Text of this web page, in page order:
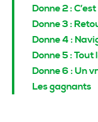
Donne 2 :
Donne 3 :
Donne 4 :
Donne 5 : Tout
Donne 6 : Un
Les gagnants